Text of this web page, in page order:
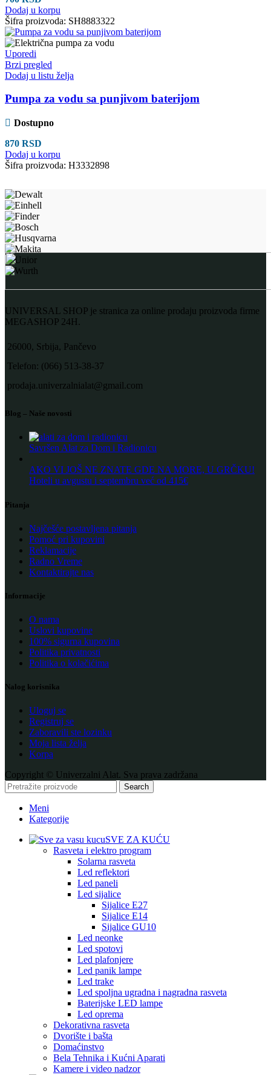
Dodaj u korpu
Šifra proizvoda: SH8883322
Uporedi
Brzi pregled
Dodaj u listu želja
Pumpa za vodu sa punjivom baterijom
Dostupno
870 RSD
Dodaj u korpu
Šifra proizvoda: H3332898
UNIVERSAL SHOP je stranica za online prodaju proizvoda firme
MEGASHOP 24H.
26000, Srbija, Pančevo
Telefon: (066) 513-38-37
prodaja.univerzalnialat@gmail.com
Blog – Naše novosti
Savršen Alat za Dom i Radionicu
AKO VI JOŠ NE ZNATE GDE NA MORE, U GRČKU!
Hoteli u avgustu i septembru već od 415€
Pitanja
Najčešće postavljena pitanja
Pomoć pri kupovini
Reklamacije
Radno Vreme
Kontaktirajte nas
Informacije
O nama
Uslovi kupovine
100% sigurna kupovina
Politika privatnosti
Politika o kolačićima
Nalog korisnika
Uloguj se
Registruj se
Zaboravili ste lozinku
Moja lista želja
Korpa
Copyright © Univerzalni Alat. Sva prava zadržana
Search
Meni
Kategorije
SVE ZA KUĆU
Rasveta i elektro program
Solarna rasveta
Led reflektori
Led paneli
Led sijalice
Sijalice E27
Sijalice E14
Sijalice GU10
Led neonke
Led spotovi
Led plafonjere
Led panik lampe
Led trake
Led spoljna ugradna i nagradna rasveta
Baterijske LED lampe
Led oprema
Dekorativna rasveta
Dvorište i bašta
Domaćinstvo
Bela Tehnika i Kućni Aparati
Kamere i video nadzor